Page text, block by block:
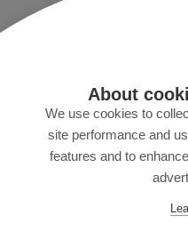
About
We use cookies to
site performance and
features and to
Aviso legal/
Suscríbase